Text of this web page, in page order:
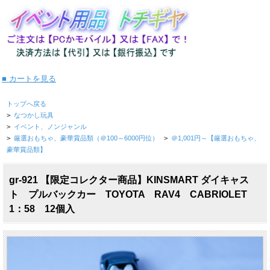
■ カートを見る
トップへ戻る
> なつかし玩具
> イベント、ノンジャンル
> 厳選おもちゃ、豪華賞品類（＠100～6000円位） > ＠1,001円～【厳選おもちゃ、
豪華賞品類】
gr-921 【限定コレクター商品】KINSMART ダイキャス
ト プルバックカー TOYOTA RAV4 CABRIOLET
1：58 12個入